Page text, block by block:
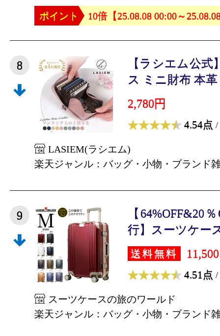
ポイント
10倍【25.08.08 00:00～
8
【ラシエム公
ス ミニ財布 本
2,780円
4.54点 /
LASIEM(ラシエム)
楽天ジャンル：バッグ・小物・ブランド
9
【64%OFF&20
行】スーツケー
送料無料
4.51点 /
スーツケースの旅のワールド
楽天ジャンル：バッグ・小物・ブランド